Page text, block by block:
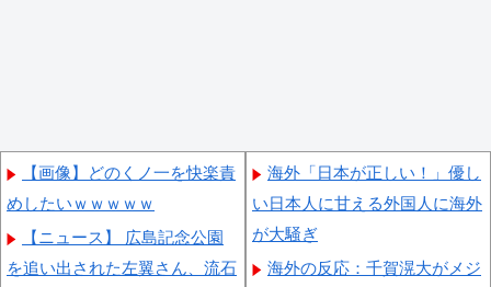
【画像】どのくノ一を快楽責
めしたいｗｗｗｗｗ
【ニュース】 広島記念公園
を追い出された左翼さん、流石
海外「日本が正しい！」優し
い日本人に甘える外国人に海外
が大騒ぎ
海外の反応：千賀滉大がメジ